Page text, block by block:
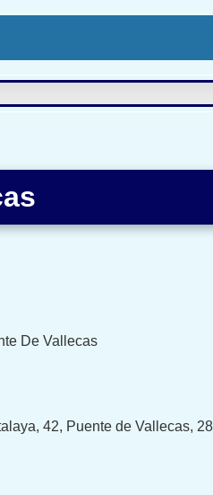
De Vallecas
42, Puente de Vallecas,